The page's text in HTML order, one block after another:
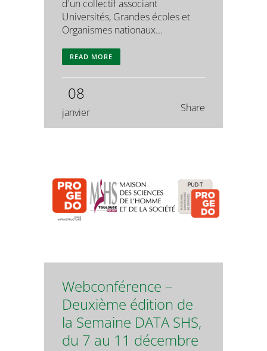
d'un collectif associant
Universités, Grandes écoles et
Organismes nationaux...
READ MORE
08
janvier Share
Webconférence –
Deuxième édition de
la Semaine DATA SHS,
du 7 au 11 décembre